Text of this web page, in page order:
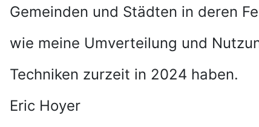
Gemeinden und Städten in deren
wie meine Umverteilung und
Techniken zurzeit in 2024 haben.
Eric Hoyer